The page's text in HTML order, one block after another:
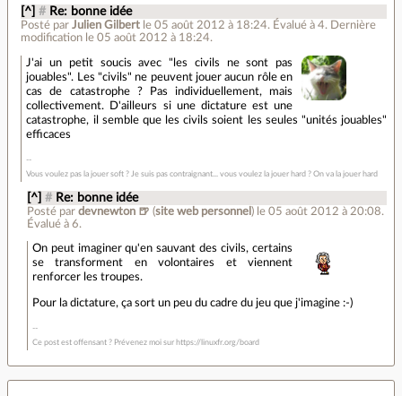
[^] # Re: bonne idée
Posté parJulien Gilbert le 05 août 2012 à 18:24. Évalué à4. Dernière
modification le 05 août 2012 à 18:24.
J'ai un petit soucis avec "les civils ne sont pas
jouables". Les "civils" ne peuvent jouer aucun rôle en
cas de catastrophe ? Pas individuellement, mais
collectivement. D'ailleurs si une dictature est une
catastrophe, il semble que les civils soient les seules "unités jouables"
efficaces
Vous voulez pas la jouer soft ? Je suis pas contraignant... vous voulez la jouer hard ? On va la jouer hard
[^] # Re: bonne idée
Posté par devnewton 🍺 (site web personnel ) le 05 août 2012 à 20:08.
Évalué à 6.
On peut imaginer qu'en sauvant des civils, certains
se transforment en volontaires et viennent
renforcer les troupes.
Pour la dictature, ça sort un peu du cadre du jeu que j'imagine :-)
Ce post est offensant ? Prévenez moi sur https://linuxfr.org/board